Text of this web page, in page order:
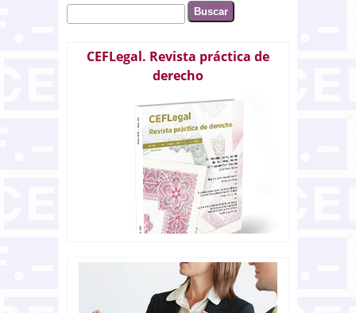
Formulario de búsqueda
Buscar
CEFLegal. Revista práctica de
derecho